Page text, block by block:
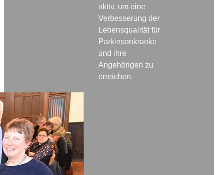
aktiv, um eine
Verbesserung der
Lebensqualität für
Parkinsonkranke
und ihre
Angehörigen zu
erreichen.